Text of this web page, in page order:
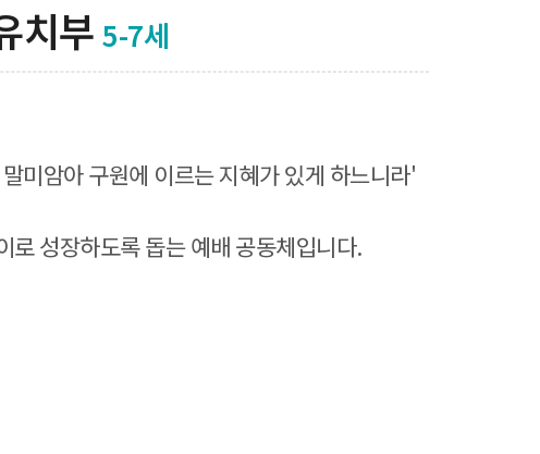
치부 5-7세
미암아 구원에 이르는 지혜가 있게 하느니라'
로 성장하도록 돕는 예배 공동체입니다.